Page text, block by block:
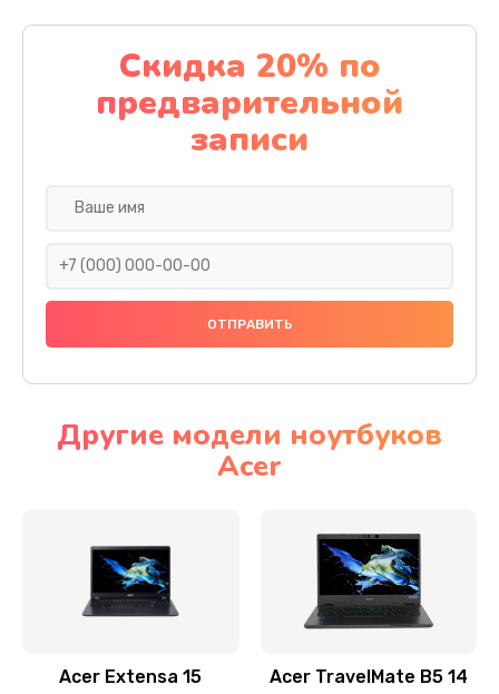
Заказать
Чистка от пыли
1060 руб.
Заказать
Ремонт подсветки
Настройка BIOS
Замена видеочипа
Заказать
Скидка 20% по
предварительной
записи
Другие модели ноутбуков
Acer
Acer Extensa 15 Acer TravelMate B5 14